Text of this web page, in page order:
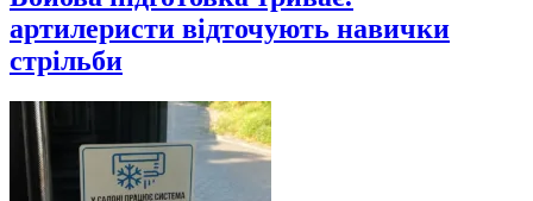
артилеристи відточують навички
стрільби